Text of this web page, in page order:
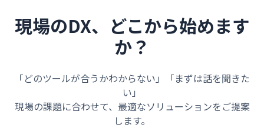
現場のDX、どこから始めます
か？
「どのツールが合うかわからない」「まずは話を聞きた
い」
現場の課題に合わせて、最適なソリューションをご提案
します。